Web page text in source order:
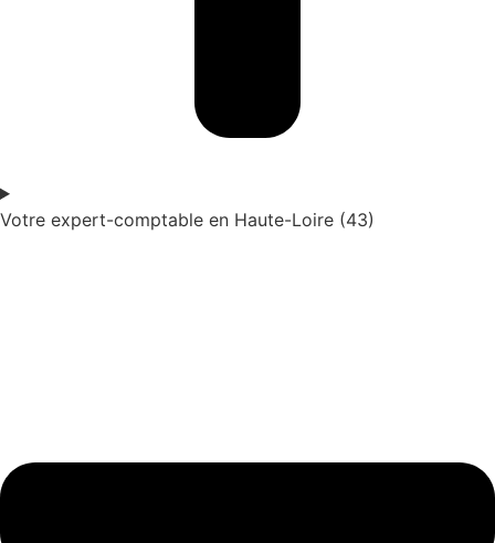
Votre expert-comptable en Haute-Loire (43)